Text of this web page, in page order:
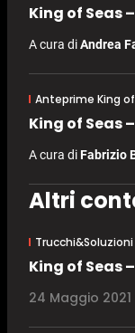
King of Seas
A cura diAndrea
Anteprime King
King of Seas
A cura diFabrizio
Altri
King of Seas
24 Maggio 2021